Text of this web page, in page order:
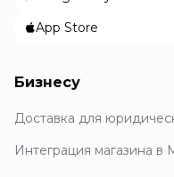
App Store
Бизнесу
Доставка для
Интеграция магазина в